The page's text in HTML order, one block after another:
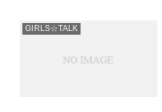
GIRLS☆TALK